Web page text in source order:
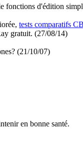
fonctions d'édition
tests comparatifs
gratuit. (27/08/14)
(21/10/07)
en bonne santé.